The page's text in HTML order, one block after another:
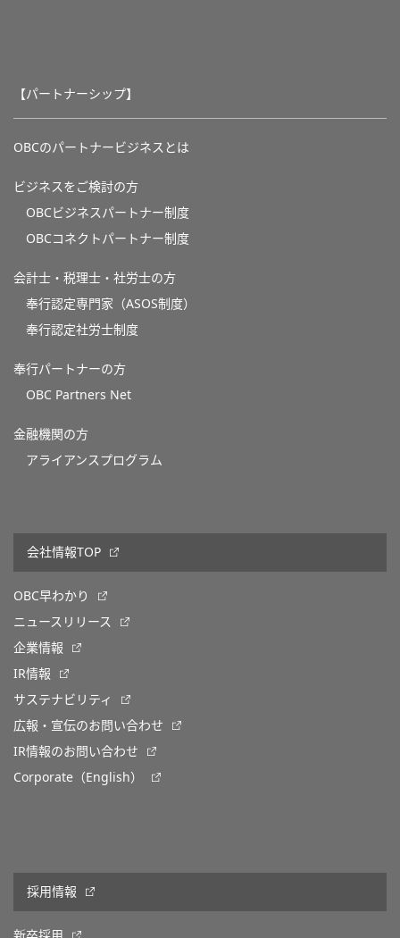
【パートナーシップ】
OBCのパートナービジネスとは
ビジネスをご検討の方
OBCビジネスパートナー制度
OBCコネクトパートナー制度
会計士・税理士・社労士の方
奉行認定専門家（ASOS制度）
奉行認定社労士制度
奉行パートナーの方
OBC Partners Net
金融機関の方
アライアンスプログラム
会社情報TOP
OBC早わかり
ニュースリリース
企業情報
IR情報
サステナビリティ
広報・宣伝のお問い合わせ
IR情報のお問い合わせ
Corporate（English）
採用情報